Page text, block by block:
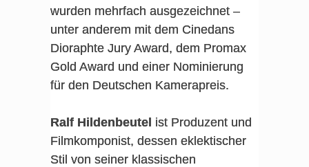
wurden mehrfach ausgezeichnet –
unter anderem mit dem Cinedans
Dioraphte Jury Award, dem Promax
Gold Award und einer Nominierung
für den Deutschen Kamerapreis.
Ralf Hildenbeutel ist Produzent und
Filmkomponist, dessen eklektischer
Stil von seiner klassischen